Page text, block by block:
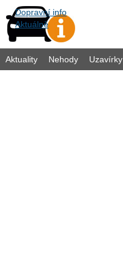
Dopravní info
Aktuálně
Aktuality Nehody Uzavírky